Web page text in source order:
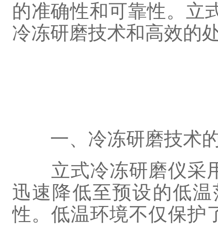
的准确性和可靠性。立
冷冻研磨技术和高效的
一、冷冻研磨技术
立式冷冻研磨仪采用
迅速降低至预设的低
性。低温环境不仅保护